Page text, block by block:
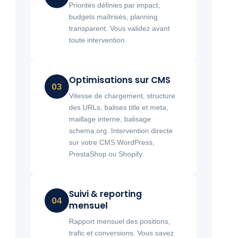
Priorités définies par impact,
budgets maîtrisés, planning
transparent. Vous validez avant
toute intervention.
03
Optimisations sur CMS
Vitesse de chargement, structure
des URLs, balises title et meta,
maillage interne, balisage
schema.org. Intervention directe
sur votre CMS WordPress,
PrestaShop ou Shopify.
04
Suivi & reporting
mensuel
Rapport mensuel des positions,
trafic et conversions. Vous savez